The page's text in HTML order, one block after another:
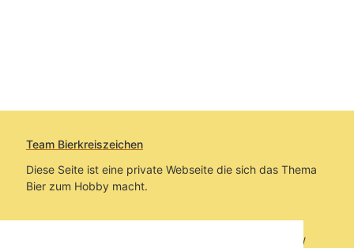
Team Bierkreiszeichen
Diese Seite ist eine private Webseite die sich das Thema
Bier zum Hobby macht.
Sie befinden sich auf https://www.bierkreiszeichen.at/